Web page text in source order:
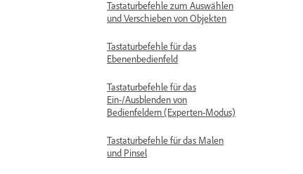
Tastaturbefehle zum Auswählen
und Verschieben von Objekten
Tastaturbefehle für das
Ebenenbedienfeld
Tastaturbefehle für das
Ein-/Ausblenden von
Bedienfeldern (Experten-Modus)
Tastaturbefehle für das Malen
und Pinsel